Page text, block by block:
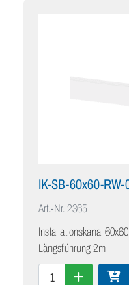
IK-SB-60x60-RW-
Art.-Nr.2365
Installationskanal
Längsführung 2m